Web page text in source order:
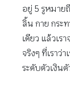
อยู่ 5 รูหมาย
ลิ้น กาย กระ
เดียว แล้วเร
จริงๆ ที่เราว่
ระดับตัวเงิน